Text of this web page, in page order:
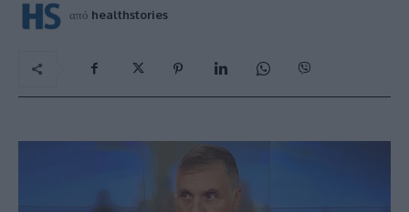
από healthstories